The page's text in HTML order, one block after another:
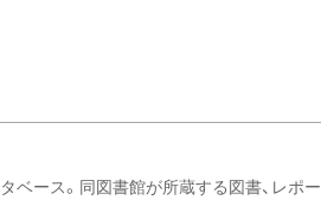
ース。同図書館が所蔵する図書、レポー